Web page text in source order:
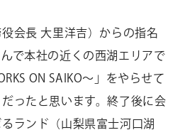
会長 大里洋吉）からの指名
で本社の近くの西湖エリアで
ON SAIKO～」をやらせて
ったと思います。終了後に会
ランド（山梨県富士河口湖